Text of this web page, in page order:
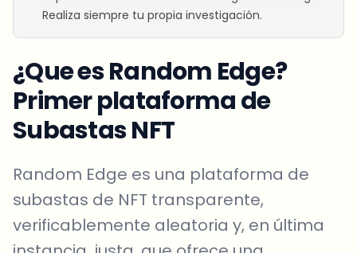
Realiza siempre tu propia investigación.
¿Que es Random Edge?
Primer plataforma de
Subastas NFT
Random Edge es una plataforma de
subastas de NFT transparente,
verificablemente aleatoria y, en última